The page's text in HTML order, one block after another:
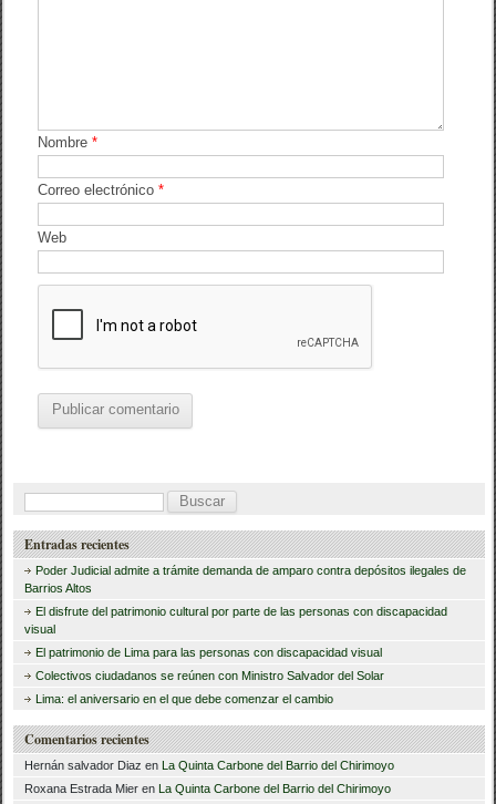
Nombre*
Correo electrónico*
Web
B
u
s
c
a
r
:
Entradas recientes
Poder Judicial admite a trámite demanda de amparo contra depósitos ilegales de
Barrios Altos
El disfrute del patrimonio cultural por parte de las personas con discapacidad
visual
El patrimonio de Lima para las personas con discapacidad visual
Colectivos ciudadanos se reúnen con Ministro Salvador del Solar
Lima: el aniversario en el que debe comenzar el cambio
Comentarios recientes
Hernán salvador Diaz en La Quinta Carbone del Barrio del Chirimoyo
Roxana Estrada Mier en La Quinta Carbone del Barrio del Chirimoyo